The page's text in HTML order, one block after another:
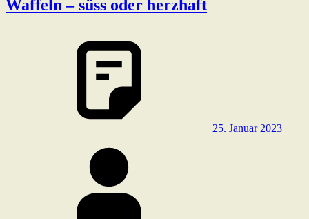
Waffeln – süss oder herzhaft
25. Januar 2023